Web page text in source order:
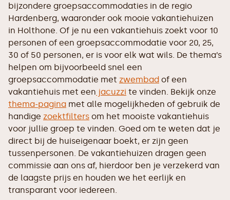
bijzondere groepsaccommodaties in de regio
Hardenberg, waaronder ook mooie vakantiehuizen
in Holthone. Of je nu een vakantiehuis zoekt voor 10
personen of een groepsaccommodatie voor 20, 25,
30 of 50 personen, er is voor elk wat wils. De thema’s
helpen om bijvoorbeeld snel een
groepsaccommodatie met zwembad of een
vakantiehuis met een jacuzzi te vinden. Bekijk onze
thema-pagina met alle mogelijkheden of gebruik de
handige zoektfilters om het mooiste vakantiehuis
voor jullie groep te vinden. Goed om te weten dat je
direct bij de huiseigenaar boekt, er zijn geen
tussenpersonen. De vakantiehuizen dragen geen
commissie aan ons af, hierdoor ben je verzekerd van
de laagste prijs en houden we het eerlijk en
transparant voor iedereen.